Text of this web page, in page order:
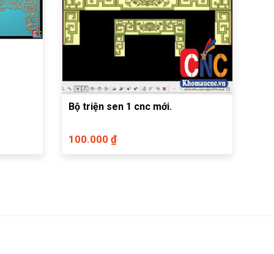
Bộ triện sen 1 cnc mới.
100.000 ₫